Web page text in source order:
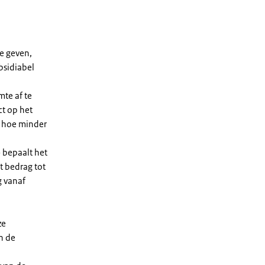
geven,
af te
op het
hoe minder
bepaalt het
bedrag tot
vanaf
de